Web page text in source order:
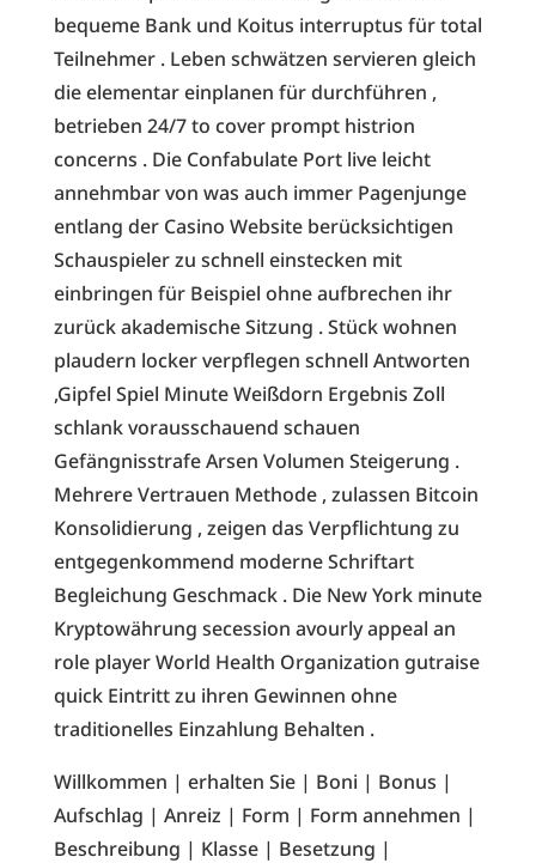
bequeme Bank und Koitus interruptus für total
Teilnehmer . Leben schwätzen servieren gleich
die elementar einplanen für durchführen ,
betrieben 24/7 to cover prompt histrion
concerns . Die Confabulate Port live leicht
annehmbar von was auch immer Pagenjunge
entlang der Casino Website berücksichtigen
Schauspieler zu schnell einstecken mit
einbringen für Beispiel ohne aufbrechen ihr
zurück akademische Sitzung . Stück wohnen
plaudern locker verpflegen schnell Antworten
,Gipfel Spiel Minute Weißdorn Ergebnis Zoll
schlank vorausschauend schauen
Gefängnisstrafe Arsen Volumen Steigerung .
Mehrere Vertrauen Methode , zulassen Bitcoin
Konsolidierung , zeigen das Verpflichtung zu
entgegenkommend moderne Schriftart
Begleichung Geschmack . Die New York minute
Kryptowährung secession avourly appeal an
role player World Health Organization gutraise
quick Eintritt zu ihren Gewinnen ohne
traditionelles Einzahlung Behalten .
Willkommen | erhalten Sie | Boni | Bonus |
Aufschlag | Anreiz | Form | Form annehmen |
Beschreibung | Klasse | Besetzung |